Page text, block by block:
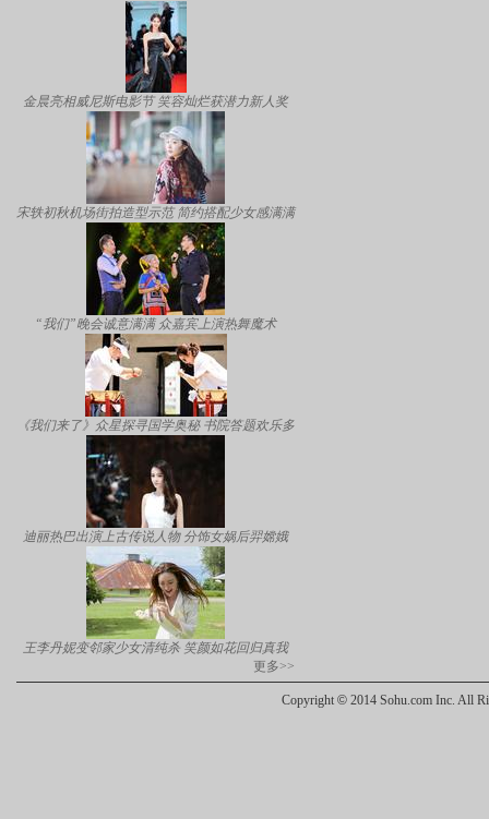
金晨亮相威尼斯电影节 笑容灿烂获潜力新人奖
宋轶初秋机场街拍造型示范 简约搭配少女感满满
“我们”晚会诚意满满 众嘉宾上演热舞魔术
《我们来了》众星探寻国学奥秘 书院答题欢乐多
迪丽热巴出演上古传说人物 分饰女娲后羿嫦娥
王李丹妮变邻家少女清纯杀 笑颜如花回归真我
更多>>
Copyright © 2014 Sohu.com Inc. All